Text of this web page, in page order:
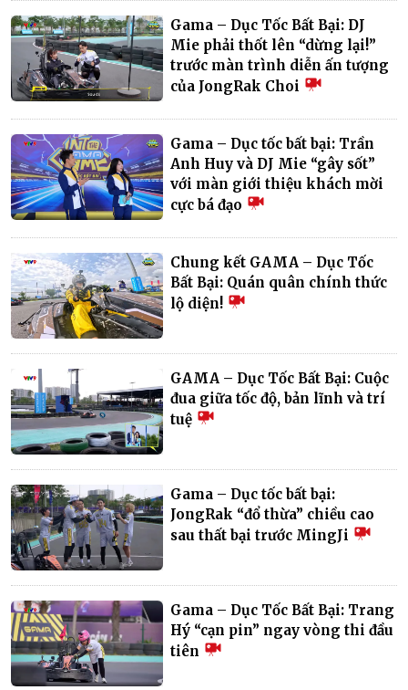
Gama – Dục Tốc Bất Bại: DJ
Mie phải thốt lên “dừng lại!”
trước màn trình diễn ấn tượng
của JongRak Choi
Gama – Dục tốc bất bại: Trần
Anh Huy và DJ Mie “gây sốt”
với màn giới thiệu khách mời
cực bá đạo
Chung kết GAMA – Dục Tốc
Bất Bại: Quán quân chính thức
lộ diện!
GAMA – Dục Tốc Bất Bại: Cuộc
đua giữa tốc độ, bản lĩnh và trí
tuệ
Gama – Dục tốc bất bại:
JongRak “đổ thừa” chiều cao
sau thất bại trước MingJi
Gama – Dục Tốc Bất Bại: Trang
Hý “cạn pin” ngay vòng thi đầu
tiên